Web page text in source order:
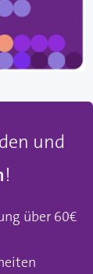
und
!
über 60€